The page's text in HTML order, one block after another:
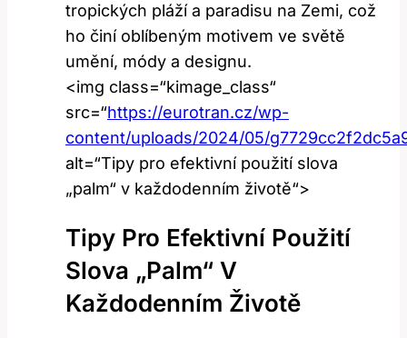
tropických pláží a paradisu‌ na Zemi,‍ což
‍ho činí oblíbeným motivem ve‍ světě
umění, módy‍ a designu.
<img class=“kimage_class“
src=“https://eurotran.cz/wp-
content/uploads/2024/05/
alt=“Tipy​ pro efektivní použití slova⁢
„palm“ v​ každodenním životě“>
Tipy Pro Efektivní Použití ​
Slova „palm“ V‍
Každodenním Životě